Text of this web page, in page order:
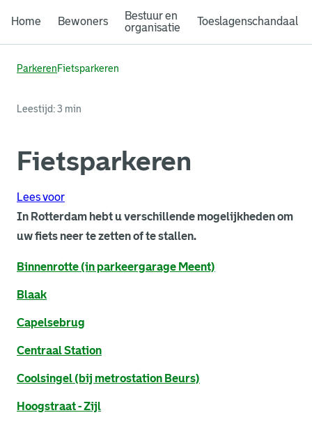
Home Bewoners
Bestuur en
organisatie
Toeslagenschandaal
ParkerenFietsparkeren
Leestijd: 3 min
Fietsparkeren
Lees voor
In Rotterdam hebt u verschillende mogelijkheden om
uw fiets neer te zetten of te stallen.
Binnenrotte (in parkeergarage Meent)
Blaak
Capelsebrug
Centraal Station
Coolsingel (bij metrostation Beurs)
Hoogstraat - Zijl